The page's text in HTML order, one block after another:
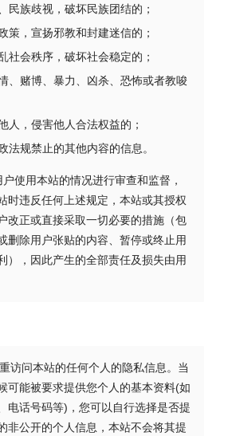
民族歧视，破坏民族团结的；
策，宣扬邪教和封建迷信的；
社会秩序，破坏社会稳定的；
、赌博、暴力、凶杀、恐怖或者教唆
人，侵害他人合法权益的；
法规禁止的其他内容的信息。
使用本站的情况进行审查和监督，
时违反任何上述规定，本站或其授权
改正或直接采取一切必要的措施（包
删除用户张贴的内容、暂停或终止用
），因此产生的全部责任及损失由用
访问本站的任何个人的隐私信息。当
可能被要求提供您个人的基本资料(如
电话号码等)，您可以自行选择是否提
非公开的个人信息，本站不会将其提